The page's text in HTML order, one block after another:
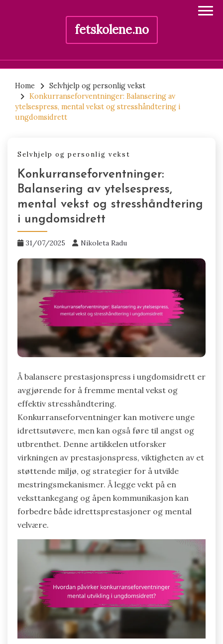
fetskolene.no
content
Home
Selvhjelp og personlig vekst
Konkurranseforventninger: Balansering av
ytelsespress, mental vekst og stresshåndtering i
ungdomsidrett
Selvhjelp og personlig vekst
Konkurranseforventninger:
Balansering av ytelsespress,
mental vekst og stresshåndtering
i ungdomsidrett
31/07/2025 Nikoleta Radu
Å balansere prestasjonspress i ungdomsidrett er
avgjørende for å fremme mental vekst og
effektiv stresshåndtering.
Konkurranseforventninger kan motivere unge
idrettsutøvere, men kan også føre til angst og
utbrenthet. Denne artikkelen utforsker
virkningen av prestasjonspress, viktigheten av et
støttende miljø, og strategier for å utvikle
mestringsmekanismer. Å legge vekt på en
veksttankegang og åpen kommunikasjon kan
forbedre både idrettsprestasjoner og mental
velvære.